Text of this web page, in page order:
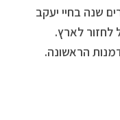
שנה בחיי יעקב
לחזור לארץ.
הראשונה.